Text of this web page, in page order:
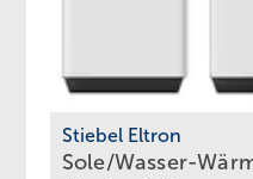
Stiebel Eltron
Sole/Wasser-